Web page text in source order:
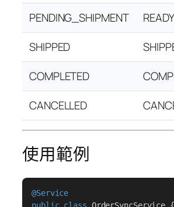
PENDING_SHIPMENT
SHIPPED
COMPLETED
CANCELLED
使用範例
@Service
public class OrderSyncService {